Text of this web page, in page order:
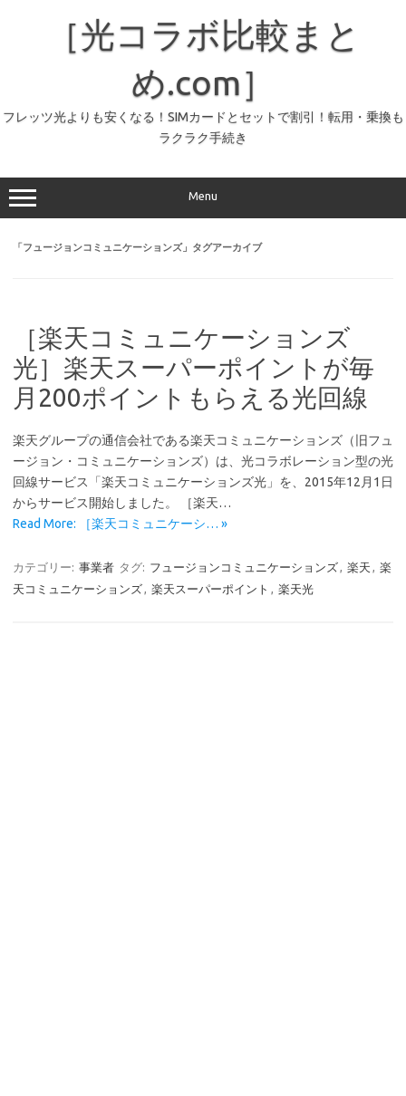
プ
［光コラボ比較まと
め.com］
フレッツ光よりも安くなる！SIMカードとセットで割引！転用・乗換も
ラクラク手続き
Menu
「フュージョンコミュニケーションズ」タグアーカイブ
［楽天コミュニケーションズ
光］楽天スーパーポイントが毎
月200ポイントもらえる光回線
楽天グループの通信会社である楽天コミュニケーションズ（旧フュ
ージョン・コミュニケーションズ）は、光コラボレーション型の光
回線サービス「楽天コミュニケーションズ光」を、2015年12月1日
からサービス開始しました。 ［楽天…
Read More: ［楽天コミュニケーシ… »
カテゴリー: 事業者 タグ: フュージョンコミュニケーションズ, 楽天 , 楽
天コミュニケーションズ, 楽天スーパーポイント , 楽天光